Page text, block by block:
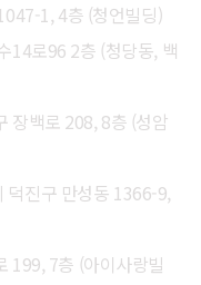
1, 4층 (청언빌딩)
14로96 2층 (청당동, 백
장백로 208, 8층 (성암
덕진구 만성동 1366-9,
199, 7층 (아이사랑빌